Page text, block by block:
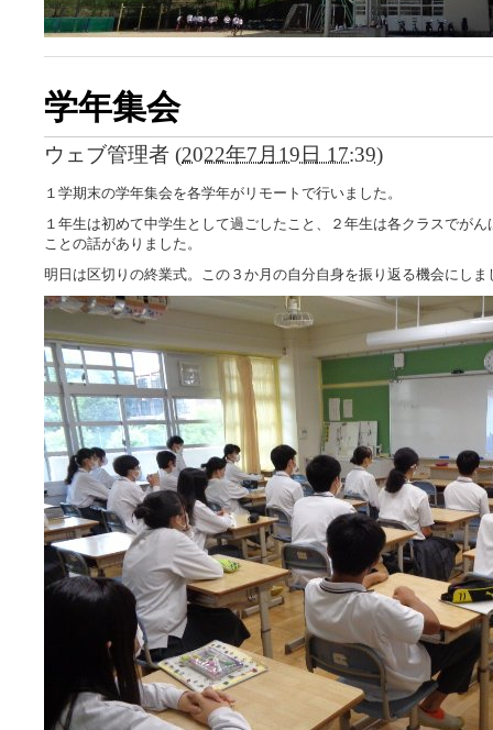
学年集会
ウェブ管理者 (2022年7月19日 17:39)
１学期末の学年集会を各学年がリモートで行いました。
１年生は初めて中学生として過ごしたこと、２年生は各クラスでが
ことの話がありました。
明日は区切りの終業式。この３か月の自分自身を振り返る機会にしま